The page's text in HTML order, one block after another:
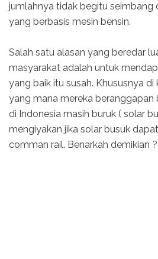
jumlahnya tidak begitu
yang berbasis mesin bensin.
Salah satu alasan yang beredar
masyarakat adalah untuk
yang baik itu susah. Khususnya
yang mana mereka beranggapan
di Indonesia masih buruk ( solar
mengiyakan jika solar busuk
comman rail. Benarkah demikian ?